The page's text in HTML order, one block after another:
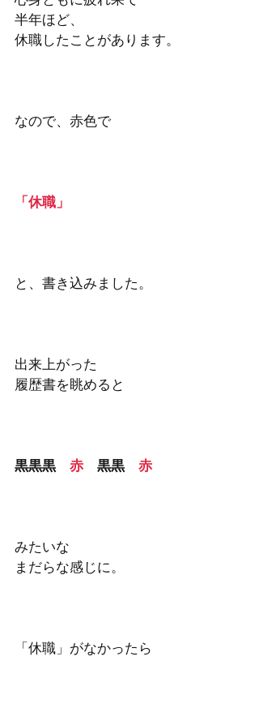
半年ほど、
休職したことがあります。
なので、赤色で
「休職」
と、書き込みました。
出来上がった
履歴書を眺めると
黒黒黒 赤 黒黒 赤
みたいな
まだらな感じに。
「休職」がなかったら